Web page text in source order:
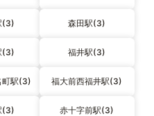
(3) 森田駅(3)
(3) 福井駅(3)
町駅(3) 福大前西福井駅(3)
(3) 赤十字前駅(3)